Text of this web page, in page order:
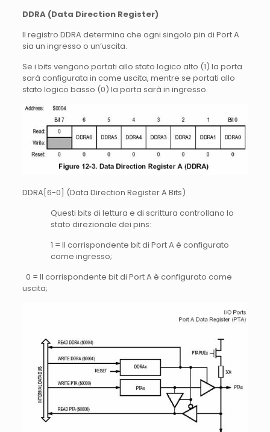
DDRA (Data Direction Register)
Il registro DDRA determina che ogni singolo pin di Port A
sia un ingresso o un’uscita.
Se i bits vengono portati allo stato logico alto (1) la porta
sarà configurata in come uscita, mentre se portati allo
stato logico basso (0) la porta sarà in ingresso.
DDRA[6-0] (Data Direction Register A Bits)
Questi bits di lettura e di scrittura controllano lo
stato direzionale dei pins:
1 = Il corrispondente bit di Port A è configurato
come ingresso;
0 = Il corrispondente bit di Port A è configurato come
uscita;